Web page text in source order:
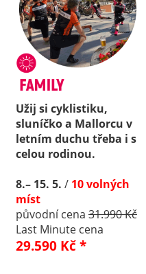
Užij si cyklistiku,
sluníčko a Mallorcu v
letním duchu třeba i s
celou rodinou.
8.– 15. 5. / 10 volných
míst
původní cena 31.990 Kč
Last Minute cena
29.590 Kč *